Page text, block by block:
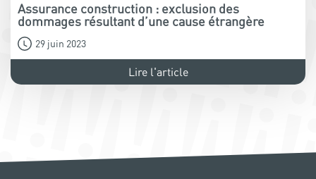
Assurance construction : exclusion des
dommages résultant d’une cause étrangère
29 juin 2023
Lire l'article